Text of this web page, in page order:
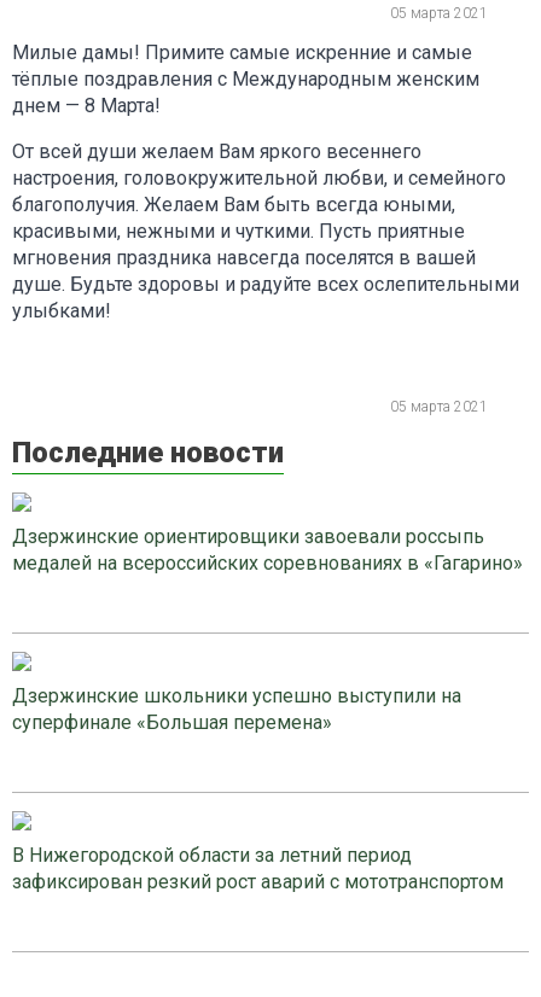
05 марта 2021
Милые дамы! Примите самые искренние и самые
тёплые поздравления с Международным женским
днем — 8 Марта!
От всей души желаем Вам яркого весеннего
настроения, головокружительной любви, и семейного
благополучия. Желаем Вам быть всегда юными,
красивыми, нежными и чуткими. Пусть приятные
мгновения праздника навсегда поселятся в вашей
душе. Будьте здоровы и радуйте всех ослепительными
улыбками!
05 марта 2021
Последние новости
Дзержинские ориентировщики завоевали россыпь
медалей на всероссийских соревнованиях в «Гагарино»
Дзержинские школьники успешно выступили на
суперфинале «Большая перемена»
В Нижегородской области за летний период
зафиксирован резкий рост аварий с мототранспортом